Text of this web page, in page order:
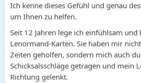
Ich kenne dieses Gefühl und genau
um Ihnen zu helfen.
Seit 12 Jahren lege ich einfühlsam
Lenormand-Karten. Sie haben mir
Zeiten geholfen, sondern mich auch
Schicksalsschläge getragen und mein
Richtung gelenkt.